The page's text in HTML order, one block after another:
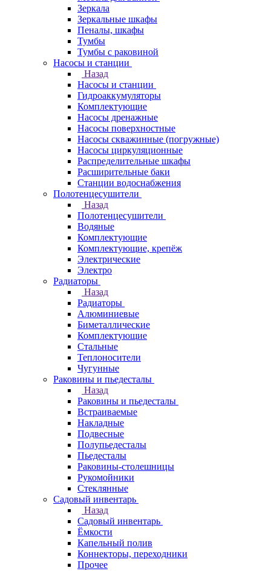
Зеркала
Зеркальные шкафы
Пеналы, шкафы
Тумбы
Тумбы с раковиной
Насосы и станции
Назад
Насосы и станции
Гидроаккумуляторы
Комплектующие
Насосы дренажные
Насосы поверхностные
Насосы скважинные (погружные)
Насосы циркуляционные
Распределительные шкафы
Расширительные баки
Станции водоснабжения
Полотенцесушители
Назад
Полотенцесушители
Водяные
Комплектующие
Комплектующие, крепёж
Электрические
Электро
Радиаторы
Назад
Радиаторы
Алюминиевые
Биметаллические
Комплектующие
Стальные
Теплоносители
Чугунные
Раковины и пьедесталы
Назад
Раковины и пьедесталы
Встраиваемые
Накладные
Подвесные
Полупьедесталы
Пьедесталы
Раковины-столешницы
Рукомойники
Стеклянные
Садовый инвентарь
Назад
Садовый инвентарь
Ёмкости
Капельный полив
Коннекторы, переходники
Прочее